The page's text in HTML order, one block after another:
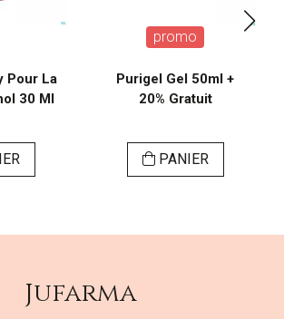
Pour La
30 Ml
promo
Purigel Gel 50ml +
20% Gratuit
PANIER
Jufarma